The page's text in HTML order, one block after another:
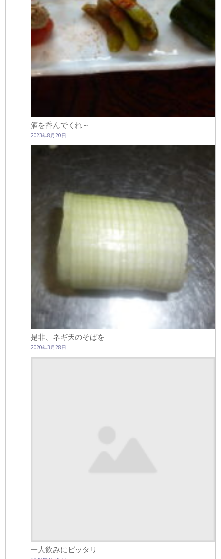
酒を呑んでくれ～
2023年8月20日
是非、ネギ天のそばを
2020年3月28日
一人飲みにピッタリ